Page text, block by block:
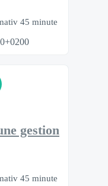
45 minute
gestion
45 minute